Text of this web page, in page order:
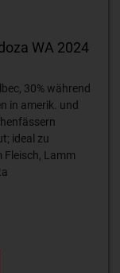
WA 2024
30% während
in amerik. und
ideal zu
Fleisch, Lamm